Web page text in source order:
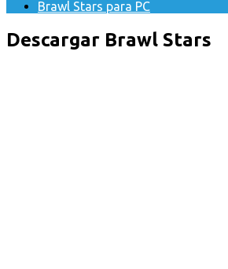
Brawl Stars para PC
Descargar Brawl Stars